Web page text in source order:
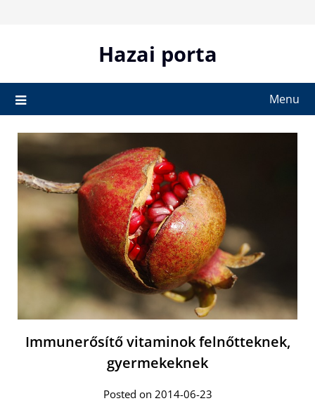
Hazai porta
Menu
Immunerősítő vitaminok felnőtteknek,
gyermekeknek
Posted on 2014-06-23